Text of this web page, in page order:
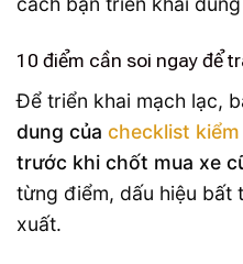
10 điểm cần soi ngay để
Để triển khai mạch lạc,
dung của checklist
trước khi chốt mua xe
từng điểm, dấu hiệu bất
xuất.